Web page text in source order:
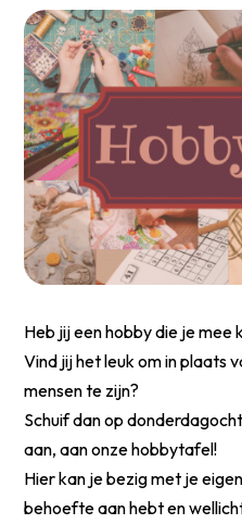
Heb jij een hobby die je mee
Vind jij het leuk om in plaats
mensen te zijn?
Schuif dan op
aan, aan onze hobbytafel!
Hier kan je bezig met je
behoefte aan hebt en